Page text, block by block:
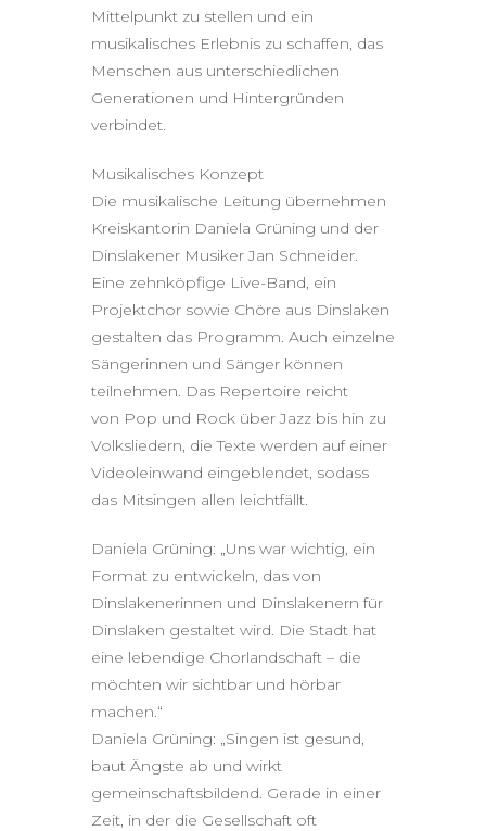
Mittelpunkt zu stellen und ein
musikalisches Erlebnis zu schaffen, das
Menschen aus unterschiedlichen
Generationen und Hintergründen
verbindet.
Musikalisches Konzept
Die musikalische Leitung übernehmen
Kreiskantorin Daniela Grüning und der
Dinslakener Musiker Jan Schneider.
Eine zehnköpfige Live-Band, ein
Projektchor sowie Chöre aus Dinslaken
gestalten das Programm. Auch einzelne
Sängerinnen und Sänger können
teilnehmen. Das Repertoire reicht
von Pop und Rock über Jazz bis hin zu
Volksliedern, die Texte werden auf einer
Videoleinwand eingeblendet, sodass
das Mitsingen allen leichtfällt.
Daniela Grüning: „Uns war wichtig, ein
Format zu entwickeln, das von
Dinslakenerinnen und Dinslakenern für
Dinslaken gestaltet wird. Die Stadt hat
eine lebendige Chorlandschaft – die
möchten wir sichtbar und hörbar
machen.“
Daniela Grüning: „Singen ist gesund,
baut Ängste ab und wirkt
gemeinschaftsbildend. Gerade in einer
Zeit, in der die Gesellschaft oft